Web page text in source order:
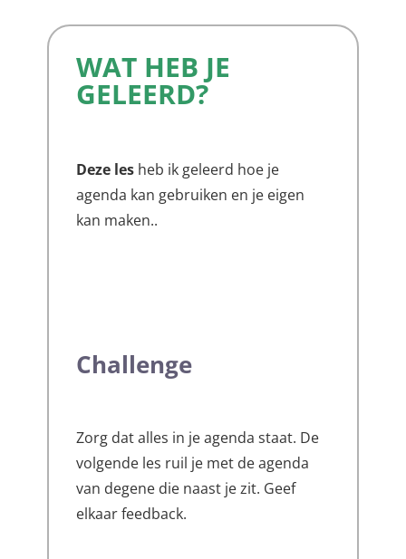
WAT HEB JE
GELEERD?
Deze les heb ik geleerd hoe je
agenda kan gebruiken en je eigen
kan maken..
Challenge
Zorg dat alles in je agenda staat. De
volgende les ruil je met de agenda
van degene die naast je zit. Geef
elkaar feedback.